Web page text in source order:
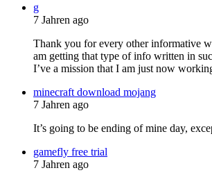
g
7 Jahren ago
Thank you for every other informative
am getting that type of info written in
I’ve a mission that I am just now
minecraft download mojang
7 Jahren ago
It’s going to be ending of mine day,
gamefly free trial
7 Jahren ago